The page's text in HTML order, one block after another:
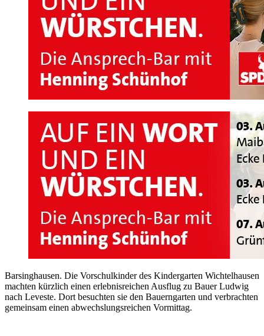
Barsinghausen. Die Vorschulkinder des Kindergarten Wichtelhausen
machten kürzlich einen erlebnisreichen Ausflug zu Bauer Ludwig
nach Leveste. Dort besuchten sie den Bauerngarten und verbrachten
gemeinsam einen abwechslungsreichen Vormittag.